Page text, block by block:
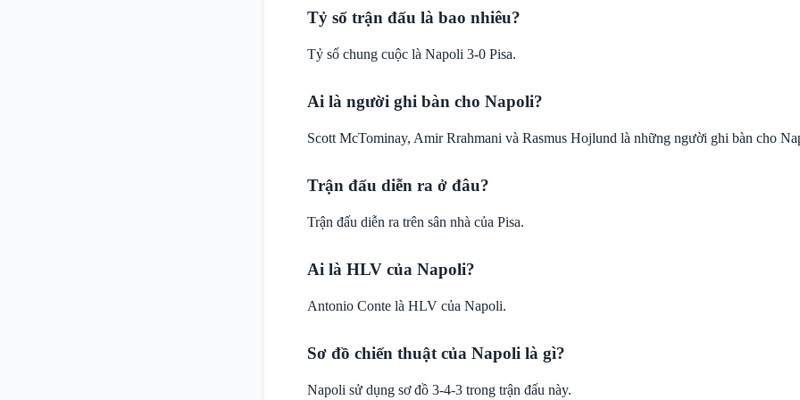
Tỷ số trận đấu là bao nhiêu?
Tỷ số chung cuộc là Napoli 3-0 Pisa.
Ai là người ghi bàn cho Napoli?
Scott McTominay, Amir Rrahmani và Rasmus Hojlund là những người ghi bàn cho
Trận đấu diễn ra ở đâu?
Trận đấu diễn ra trên sân nhà của Pisa.
Ai là HLV của Napoli?
Antonio Conte là HLV của Napoli.
Sơ đồ chiến thuật của Napoli là gì?
Napoli sử dụng sơ đồ 3-4-3 trong trận đấu này.